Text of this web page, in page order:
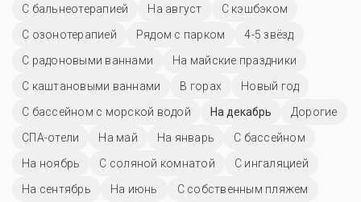
С бальнеотерапией
На август
С кэшбэком
С озонотерапией
Рядом с парком
4-5 звёзд
С радоновыми ваннами
На майские праздники
С каштановыми ваннами
В горах
Новый год
С бассейном с морской водой
На декабрь
Дорогие
СПА-отели
На май На январь
C бассейном
На ноябрь
С соляной комнатой
С ингаляцией
На сентябрь
На июнь
С собственным пляжем